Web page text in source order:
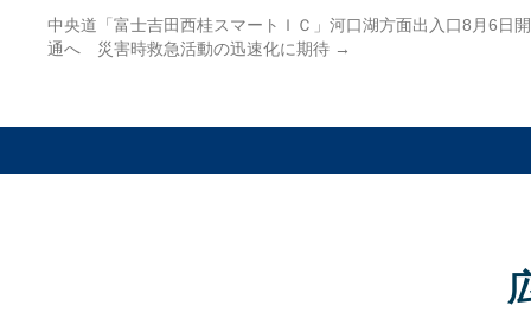
中央道「富士吉田西桂スマートＩＣ」河口湖方面出入口8月6日開
通へ 災害時救急活動の迅速化に期待 →